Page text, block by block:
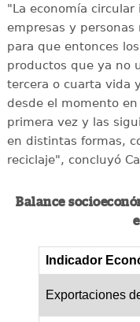
"La economía
empresas y
para que entonces
productos que ya no
tercera o cuarta vida
desde el momento
primera vez y las
en distintas formas,
reciclaje", concluyó
Balance
Indicador
Exportaciones